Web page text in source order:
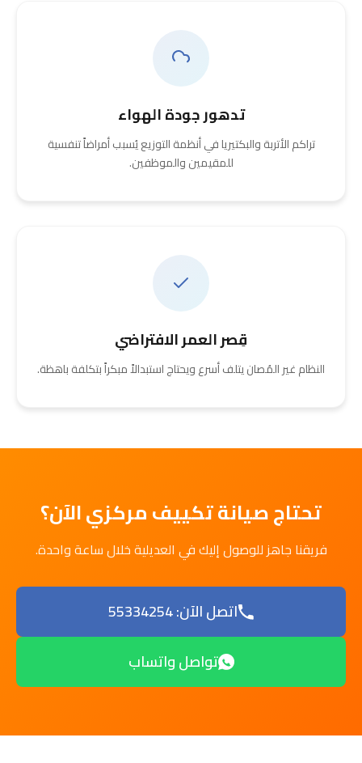
تدهور جودة الهواء
تراكم الأتربة والبكتيريا في أنظمة التوزيع يُسبب أمراضاً تنفسية
للمقيمين والموظفين.
قِصر العمر الافتراضي
النظام غير المُصان يتلف أسرع ويحتاج استبدالاً مبكراً بتكلفة باهظة.
تحتاج صيانة تكييف مركزي الآن؟
فريقنا جاهز للوصول إليك في العديلية خلال ساعة واحدة.
اتصل الآن: 55334254
تواصل واتساب